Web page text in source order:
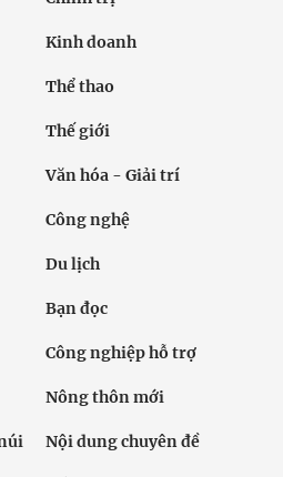
Kinh doanh
Thể thao
Thế giới
Văn hóa - Giải trí
Công nghệ
Du lịch
Bạn đọc
Công nghiệp hỗ trợ
Nông thôn mới
Nội dung chuyên đề